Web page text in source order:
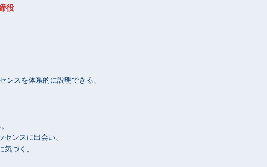
役
ンスを体系的に説明できる、
ンスに出会い、
気づく。